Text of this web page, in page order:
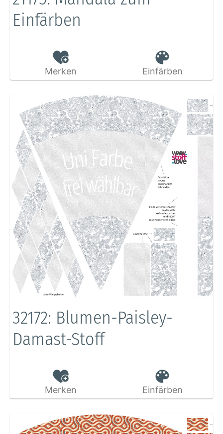
Einfärben
Merken Einfärben
32172: Blumen-Paisley-
Damast-Stoff
Merken Einfärben